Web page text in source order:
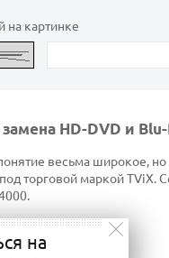
на картинке
HD-DVD и Blu-
весьма широкое, но
торговой маркой
на